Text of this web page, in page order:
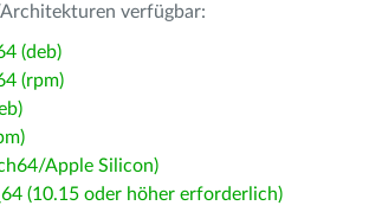
verfügbar:
(deb)
(rpm)
Apple Silicon)
(10.15 oder höher erforderlich)